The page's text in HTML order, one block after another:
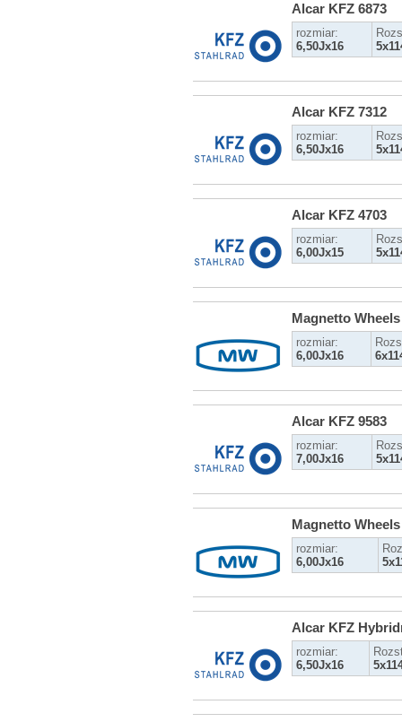
Alcar KFZ 6873
rozmiar:
6,50Jx16
Alcar KFZ 7312
rozmiar:
6,50Jx16
Alcar KFZ 4703
rozmiar:
6,00Jx15
Magnetto
rozmiar:
6,00Jx16
Alcar KFZ 9583
rozmiar:
7,00Jx16
Magnetto
rozmiar:
6,00Jx16
Alcar KFZ
rozmiar:
6,50Jx16